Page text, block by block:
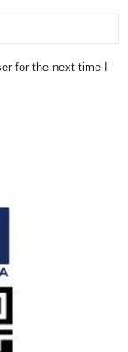
for the next time I